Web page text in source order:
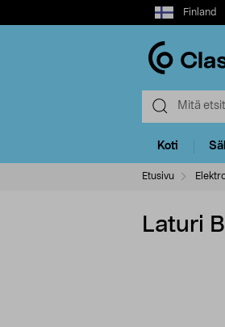
Select
market
Finland
Koti
Etusivu
Laturi